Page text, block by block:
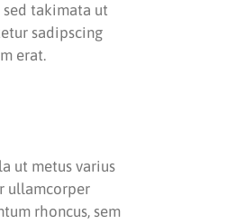
sed takimata ut
sadipscing
erat.
ut metus varius
ullamcorper
rhoncus, sem